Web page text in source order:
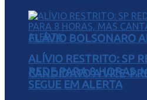
FLÁVIO BOLSONARO
CANDIDATO A VICE-
ALÍVIO RESTRITO: SP
REDE PARA 8 HORAS,
SEGUE EM ALERTA